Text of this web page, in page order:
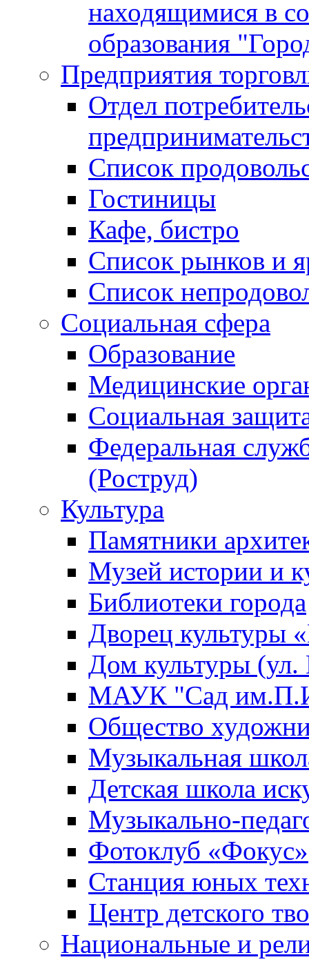
находящимися в
образования
Предприятия
Отдел
Список
Гостиницы
Кафе, бистро
Cписок рынков и
Список
Социальная сфера
Образование
Медицинские
Социальная
Федеральная
(Роструд)
Культура
Памятники
Музей истории и
Библиотеки города
Дворец культуры
Дом культуры (ул.
МАУК "Сад
Общество
Музыкальная
Детская школа
Музыкально-
Фотоклуб «Фокус»
Станция юных
Центр детского
Национальные и